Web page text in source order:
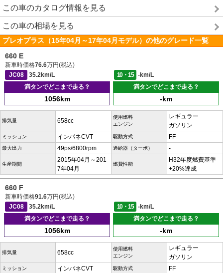
この車のカタログ情報を見る
この車の相場を見る
プレオプラス（15年04月～17年04月モデル）の他のグレード一覧
660 E
新車時価格76.6万円(税込)
JC08
35.2km/L 10・15
-km/L
満タンでどこまで走る？
1056km
満タンでどこまで走る？
-km
排気量 658cc
使用燃料
エンジン
レギュラー
ガソリン
ミッション インパネCVT 駆動方式 FF
最大出力 49ps/6800rpm 過給器（ターボ） -
生産期間
2015年04月～201
7年04月
燃費性能
H32年度燃費基準
+20%達成
660 F
新車時価格91.6万円(税込)
JC08
35.2km/L 10・15
-km/L
満タンでどこまで走る？
1056km
満タンでどこまで走る？
-km
排気量 658cc
使用燃料
エンジン
レギュラー
ガソリン
ミッション インパネCVT 駆動方式 FF